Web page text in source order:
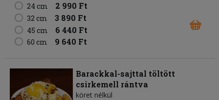
24 cm 2 990 Ft
32 cm 3 890 Ft
45 cm 6 440 Ft
60 cm 9 640 Ft
Barackkal-sajttal töltött
csirkemell rántva
köret nélkül